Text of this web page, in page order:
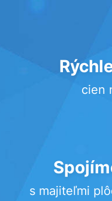
cien
s majiteľmi